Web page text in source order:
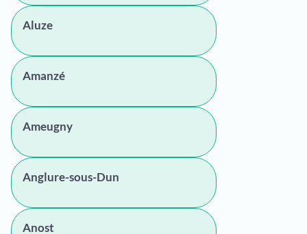
Aluze
Amanzé
Ameugny
Anglure-sous-Dun
Anost